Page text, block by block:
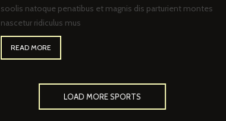
soolis natoque penatibus et magnis dis parturient montes
nascetur ridiculus mus
READ MORE
LOAD MORE SPORTS